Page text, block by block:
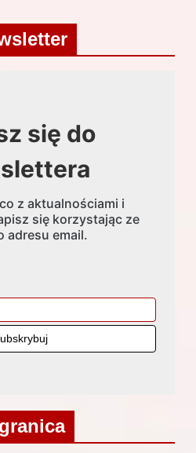
się do
z aktualnościami i
się korzystając ze
adresu email.